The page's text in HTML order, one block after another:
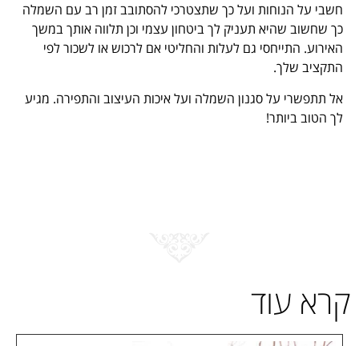
חשבי על הנוחות ועל כך שתצטרכי להסתובב זמן רב עם השמלה
כך שחשוב שהיא תעניק לך ביטחון עצמי וכן תלווה אותך במשך
האירוע. התייחסי גם לעלות והחליטי אם לרכוש או לשכור לפי
התקציב שלך.
אל תתפשרי על סגנון השמלה ועל איכות העיצוב והתפירה. מגיע
לך הטוב ביותר!
קרא עוד